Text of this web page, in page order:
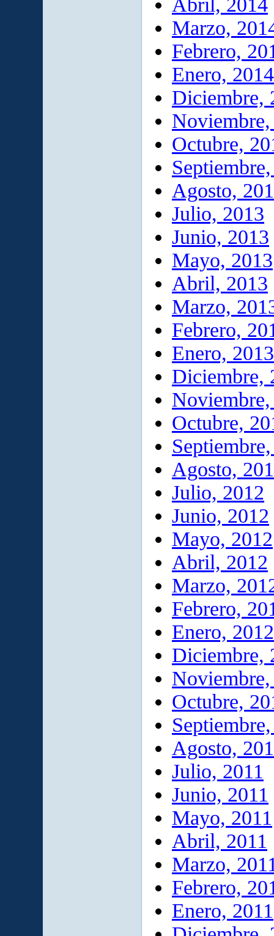
Abril, 2014
Marzo,
Febrero,
Enero, 2014
Diciembre,
Octubre,
Agosto,
Julio, 2013
Junio, 2013
Mayo, 2013
Abril, 2013
Marzo,
Febrero,
Enero, 2013
Diciembre,
Octubre,
Agosto,
Julio, 2012
Junio, 2012
Mayo, 2012
Abril, 2012
Marzo,
Febrero,
Enero, 2012
Diciembre,
Octubre,
Agosto,
Julio, 2011
Junio, 2011
Mayo, 2011
Abril, 2011
Marzo,
Febrero,
Enero, 2011